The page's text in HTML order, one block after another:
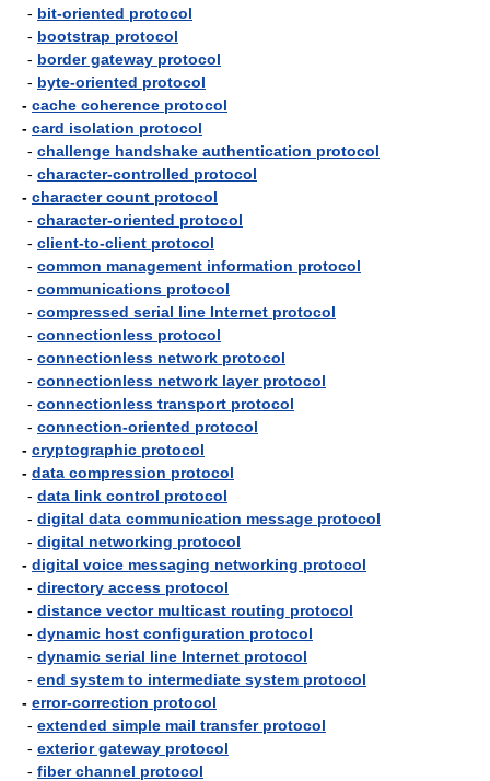
- bit-oriented protocol
- bootstrap protocol
- border gateway protocol
- byte-oriented protocol
- cache coherence protocol
- card isolation protocol
- challenge handshake authentication protocol
- character-controlled protocol
- character count protocol
- character-oriented protocol
- client-to-client protocol
- common management information protocol
- communications protocol
- compressed serial line Internet protocol
- connectionless protocol
- connectionless network protocol
- connectionless network layer protocol
- connectionless transport protocol
- connection-oriented protocol
- cryptographic protocol
- data compression protocol
- data link control protocol
- digital data communication message protocol
- digital networking protocol
- digital voice messaging networking protocol
- directory access protocol
- distance vector multicast routing protocol
- dynamic host configuration protocol
- dynamic serial line Internet protocol
- end system to intermediate system protocol
- error-correction protocol
- extended simple mail transfer protocol
- exterior gateway protocol
- fiber channel protocol